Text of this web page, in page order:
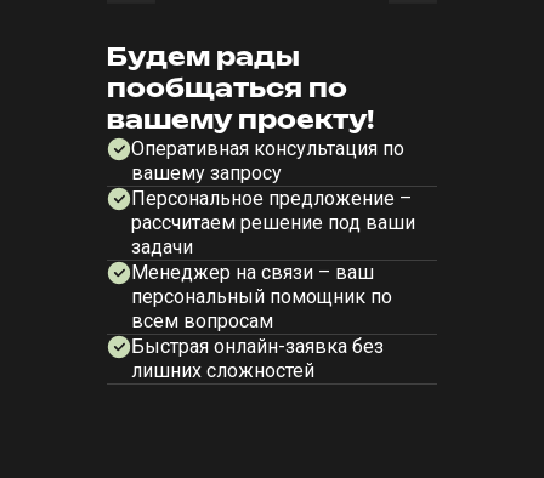
Будем рады
пообщаться по
вашему проекту!
Оперативная консультация по
вашему запросу
Персональное предложение –
рассчитаем решение под ваши
задачи
Менеджер на связи – ваш
персональный помощник по
всем вопросам
Быстрая онлайн-заявка без
лишних сложностей